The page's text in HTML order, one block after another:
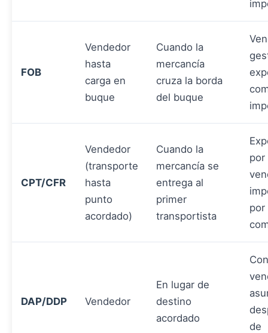
FOB
Vendedor
hasta
carga en
buque
Cuando la
mercancía
cruza la borda
del buque
CPT/CFR
Vendedor
(transporte
hasta
punto
acordado)
Cuando la
mercancía se
entrega al
primer
transportista
por
por
DAP/DDP Vendedor
En lugar de
destino
acordado
de